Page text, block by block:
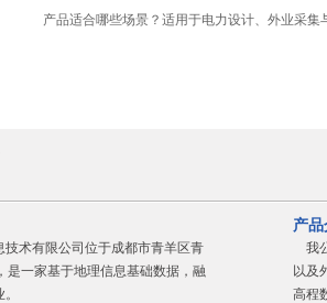
产品适合哪些场景？适用于电力设计、外业采集
术有限公司位于成都市青羊区青
是一家基于地理信息基础数据，融
产
我
以及
高程